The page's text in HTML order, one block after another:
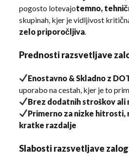
pogosto lotevajotemno,
skupinah, kjer je vidljivost
zelo priporočljiva.
Prednosti razsvetljave
Enostavno & Skladno z
uporabo na cestah, kjer je to
Brez dodatnih stroškov ali
Primerno za nizke hitrosti,
kratke razdalje
Slabosti razsvetljave